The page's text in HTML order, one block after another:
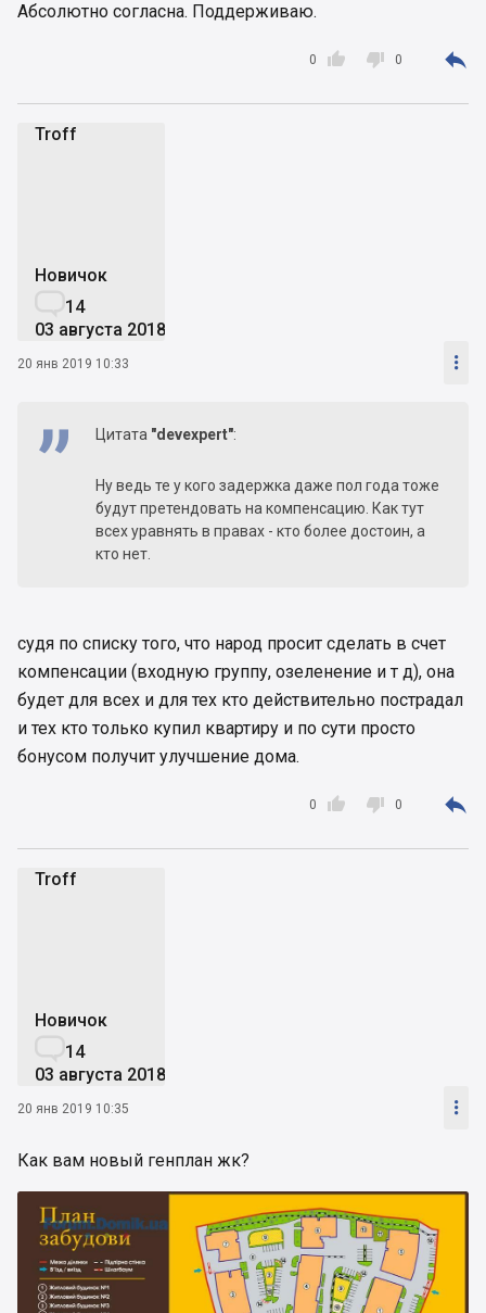
Абсолютно согласна. Поддерживаю.

0  0 
Troff
Новичок
14
03 августа 2018
20 янв 2019 10:33 
Цитата "devexpert":
Ну ведь те у кого задержка даже пол года тоже
будут претендовать на компенсацию. Как тут
всех уравнять в правах - кто более достоин, а
кто нет.
судя по списку того, что народ просит сделать в счет
компенсации (входную группу, озеленение и т д), она
будет для всех и для тех кто действительно пострадал
и тех кто только купил квартиру и по сути просто
бонусом получит улучшение дома.

0  0 
Troff
Новичок
14
03 августа 2018
20 янв 2019 10:35 
Как вам новый генплан жк?